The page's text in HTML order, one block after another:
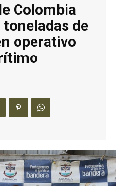
Colombia
de
operativo